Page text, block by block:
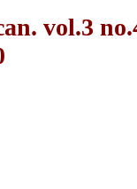
vol.3